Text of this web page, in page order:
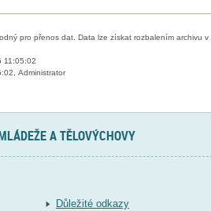
pro přenos dat. Data lze získat rozbalením archivu
11:05:02
Administrator
A TĚLOVÝCHOVY
Důležité odkazy